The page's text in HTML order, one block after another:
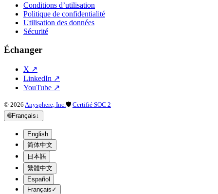
Conditions d’utilisation
Politique de confidentialité
Utilisation des données
Sécurité
Échanger
X ↗
LinkedIn ↗
YouTube ↗
© 2026 Anysphere, Inc. 🛡 Certifié SOC 2
🌐Français↓
English
简体中文
日本語
繁體中文
Español
Français ✓